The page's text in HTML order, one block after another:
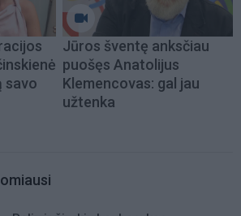
savo
Jūros šventę anksčiau
puošęs Anatolijus
Klemencovas: gal jau
užtenka